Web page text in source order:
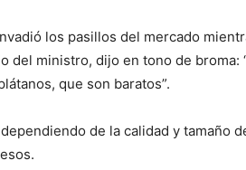
los pasillos del mercado
del ministro, dijo en tono de broma:
que son baratos”.
de la calidad y tamaño